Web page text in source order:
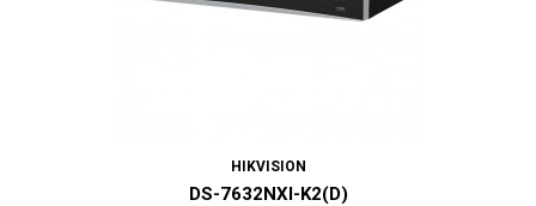
HIKVISION
DS-7632NXI-K2(D)